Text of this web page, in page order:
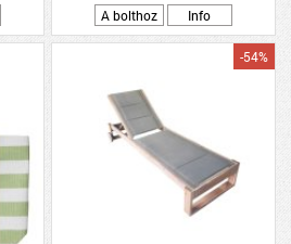
A bolthoz Info
-54%